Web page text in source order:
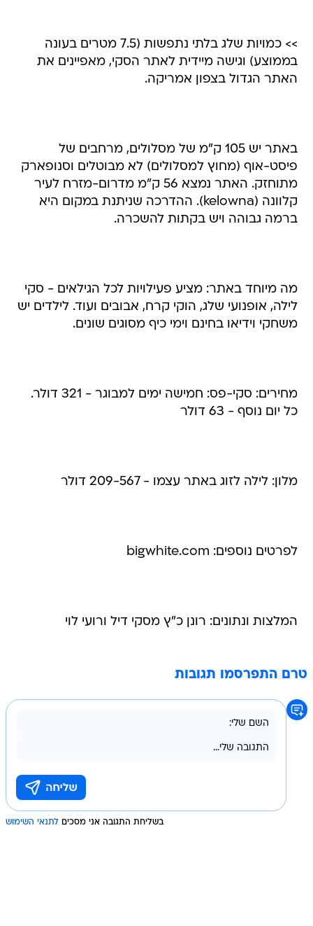
>> כמויות שלג בלתי נתפשות (7.5 מטרים בעונה
בממוצע) וגישה מיידית לאתר הסקי, מאפיינים את
האתר הגדול בצפון אמריקה.
באתר יש 105 ק"מ של מסלולים, מרחבים של
פיסט-אוף (מחוץ למסלולים) לא מבוטלים וסנופארק
מתוחזק. האתר נמצא 56 ק"מ מדרום-מזרח לעיר
קלוונה (kelowna). ההדרכה שניתנת במקום היא
ברמה גבוהה ויש בקתות להשכרה.
מה מיוחד באתר: מציע פעילויות לכל הגילאים - סקי
לילה, אופנועי שלג, הוקי קרח, אבובים ועוד. לילדים יש
משחקי וידיאו בחינם וימי כיף מסוגים שונים.
מחירים: סקי-פס: חמישה ימים למבוגר - 321 דולר.
כל יום נוסף - 63 דולר
מלון: לילה לזוג באתר עצמו - 209-567 דולר
לפרטים נוספים: bigwhite.com
המלצות ונתונים: רונן כ"ץ מסקי דיל ורועי לוי
טרם התפרסמו תגובות
בשליחת התגובה אני מסכים לתנאי השימוש